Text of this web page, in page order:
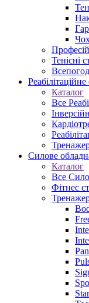
Тенісні
Каталог
Все
Силове
Каталог
Все
Фітнес